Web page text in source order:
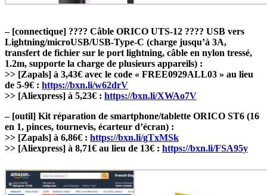
– [connectique] ???? Câble ORICO UTS-12 ???? USB vers
Lightning/microUSB/USB-Type-C (charge jusqu’à 3A,
transfert de fichier sur le port lightning, câble en nylon tressé,
1.2m, supporte la charge de plusieurs appareils) :
>> [Zapals] à 3,43€ avec le code « FREE0929ALL03 » au lieu
de 5-9€ : https://bxn.li/w62drV
>> [Aliexpress] à 5,23€ : https://bxn.li/XWAo7V
– [outil] Kit réparation de smartphone/tablette ORICO ST6 (16
en 1, pinces, tournevis, écarteur d’écran) :
>> [Zapals] à 6,86€ : https://bxn.li/gTxMSk
>> [Aliexpress] à 8,71€ au lieu de 13€ : https://bxn.li/FSA95y